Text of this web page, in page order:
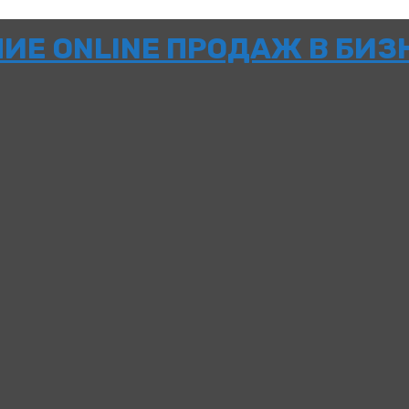
ONLINE ПРОДАЖ В